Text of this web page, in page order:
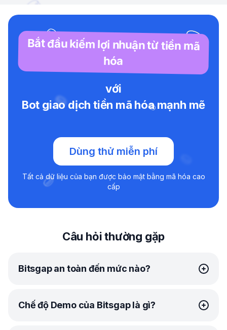
Bắt đầu kiếm lợi nhuận từ tiền mã
hóa
với
Bot giao dịch tiền mã hóa mạnh mẽ
Dùng thử miễn phí
Tất cả dữ liệu của bạn được bảo mật bằng mã hóa cao
cấp
Câu hỏi thường gặp
Bitsgap an toàn đến mức nào?
Tại Bitsgap, bảo mật của bạn là ưu tiên hàng đầu của
chúng tôi. Chúng tôi sử dụng
Chế độ Demo của Bitsgap là gì?